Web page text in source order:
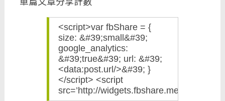
<script>var fbShare = {
size: &#39;small&#39;
google_analytics:
&#39;true&#39; url: &#39;
<data:post.url/>&#39; }
</script> <script
src=’http://widgets.fbshare.me/files/